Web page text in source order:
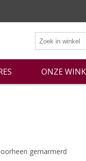
ONZE
gemarmerd